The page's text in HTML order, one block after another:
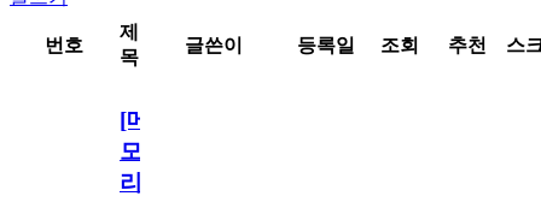
번호
제
목
글쓴이 등록일 조회 추천 스
[메
모
리